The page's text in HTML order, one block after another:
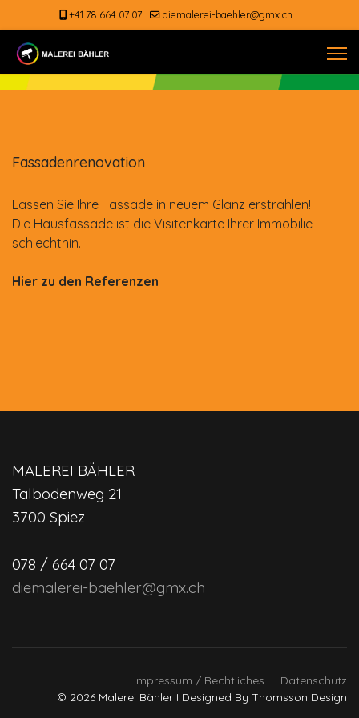
+41 78 664 07 07 diemalerei-baehler@gmx.ch
Fassadenrenovation
Lassen Sie Ihre Fassade in neuem Glanz erstrahlen!
Die Hausfassade ist die Visitenkarte Ihrer Immobilie
schlechthin.
Hier zu den Referenzen
MALEREI BÄHLER
Talbodenweg 21
3700 Spiez
078 / 664 07 07
diemalerei-baehler@gmx.ch
Impressum / Rechtliches
Datenschutz
© 2026 Malerei Bähler I Designed By Thomsson Design